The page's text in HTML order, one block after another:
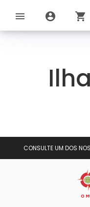
menu account_circle shopping_cart
CONSULTE UM DOS